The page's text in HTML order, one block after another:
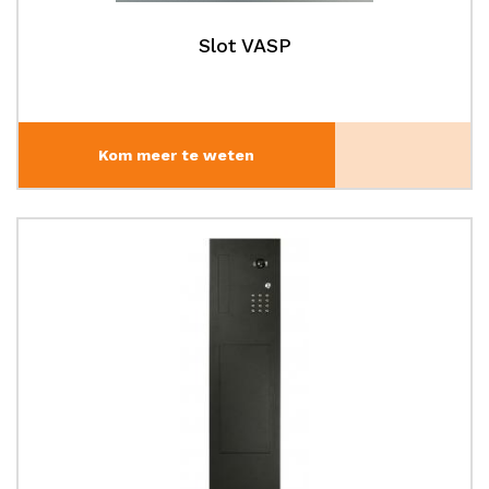
Slot VASP
Kom meer te weten